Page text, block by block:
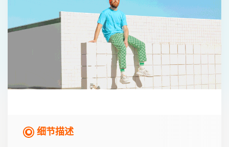
细节描述